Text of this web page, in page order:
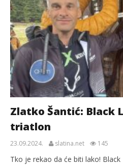
Zlatko Šantić: Black
triatlon
23.09.2024. slatina.net 145
Tko je rekao da će biti lako!